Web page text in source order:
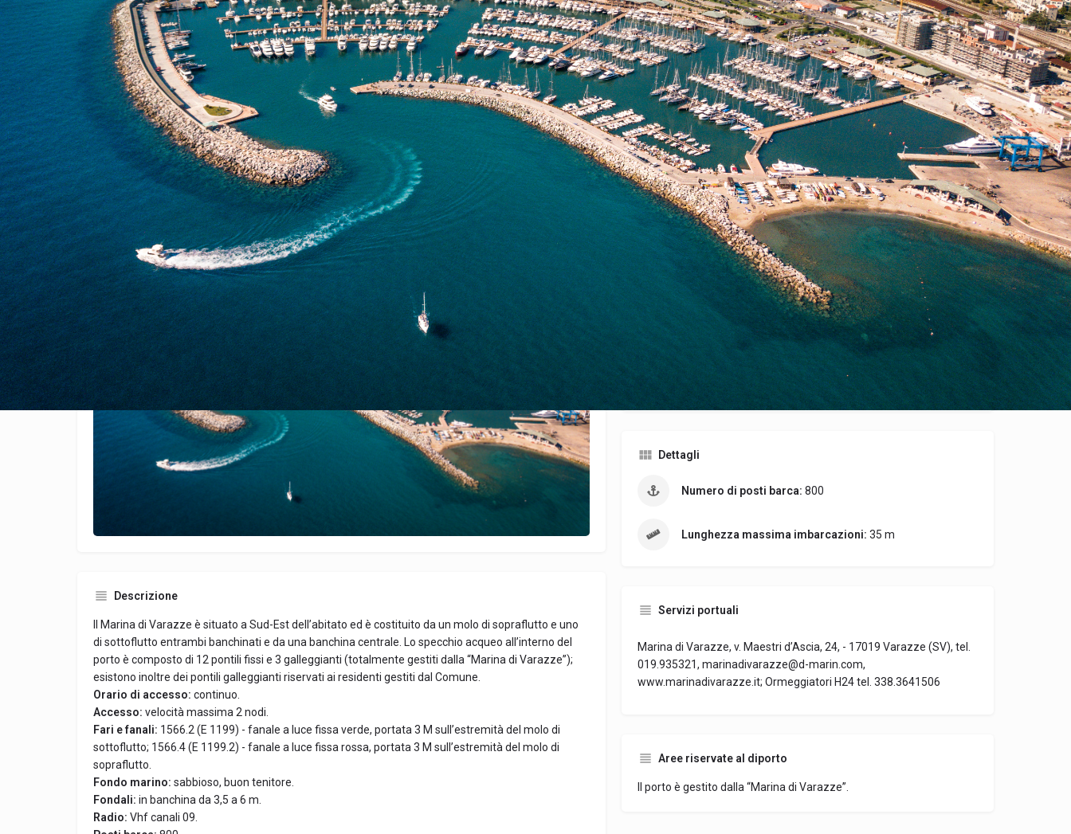
Informazioni generali Servizi
Indicazioni Condividi Aggiungi ai preferiti Sito web Invia una mail
Gallery
Descrizione
Il Marina di Varazze è situato a Sud-Est dell’abitato ed è costituito da un molo di sopraflutto e uno
di sottoflutto entrambi banchinati e da una banchina centrale. Lo specchio acqueo all’interno del
porto è composto di 12 pontili fissi e 3 galleggianti (totalmente gestiti dalla “Marina di Varazze”);
esistono inoltre dei pontili galleggianti riservati ai residenti gestiti dal Comune.
Orario di accesso: continuo.
Accesso: velocità massima 2 nodi.
Fari e fanali: 1566.2 (E 1199) - fanale a luce fissa verde, portata 3 M sull’estremità del molo di
sottoflutto; 1566.4 (E 1199.2) - fanale a luce fissa rossa, portata 3 M sull’estremità del molo di
sopraflutto.
Fondo marino: sabbioso, buon tenitore.
Fondali: in banchina da 3,5 a 6 m.
Radio: Vhf canali 09.
Contatti
Email:marinadivarazze@d-marin.com
Telefono:019-935321
Canali VHF:VHF canali 09
Waypoint:44°21.17 N 08°34.22 E
Open Open hours today: 9:00 - 13:00, 14:00 - 18:00
Dettagli
Numero di posti barca: 800
Lunghezza massima imbarcazioni: 35 m
Servizi portuali
Marina di Varazze, v. Maestri d’Ascia, 24, - 17019 Varazze (SV), tel.
019.935321, marinadivarazze@d-marin.com,
www.marinadivarazze.it; Ormeggiatori H24 tel. 338.3641506
Aree riservate al diporto
Il porto è gestito dalla “Marina di Varazze”.